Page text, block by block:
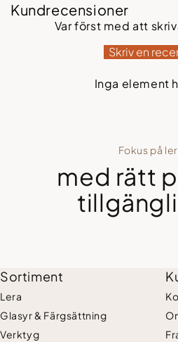
Kundrecensioner
Var först med att
Skriv en
Inga element
Fokus på
med rätt
Spana in vår
Stengodslera
Intresserad av
Lufttorkande lera & Verktyg
Sortiment
Lera
Glasyr & Färgsättning
Verktyg